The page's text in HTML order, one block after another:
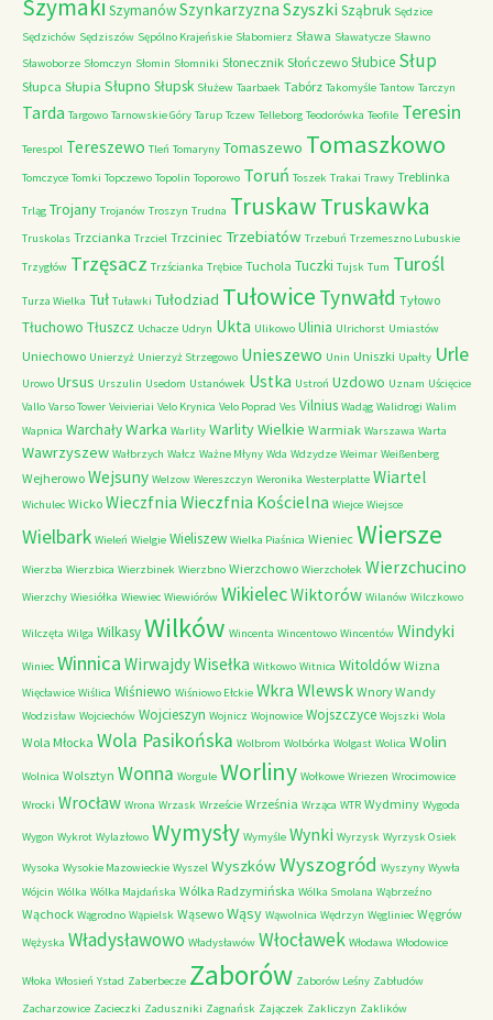
Szymaki SzymanówSzynkarzyzna Szyszki Sząbruk Sędzice
Sędzichów Sędziszów Sępólno Krajeńskie Słabomierz Sława Sławatycze Sławno
Sławoborze Słomczyn Słomin Słomniki Słonecznik Słończewo Słubice Słup
Słupca Słupia Słupno Słupsk Służew Taarbaek Tabórz Takomyśle Tantow Tarczyn
Tarda Targowo Tarnowskie Góry Tarup Tczew Telleborg Teodorówka Teofile Teresin
Terespol Tereszewo Tleń Tomaryny Tomaszewo Tomaszkowo
Tomczyce Tomki Topczewo Topolin Toporowo Toruń Toszek Trakai Trawy Treblinka
Trląg Trojany Trojanów Troszyn Trudna TruskawTruskawka
Truskolas Trzcianka Trzciel Trzciniec Trzebiatów Trzebuń Trzemeszno Lubuskie
Trzygłów Trzęsacz Trzścianka Trębice Tuchola Tuczki Tujsk Tum Turośl
Turza Wielka Tuł Tuławki Tułodziad Tułowice Tynwałd Tyłowo
Tłuchowo Tłuszcz Uchacze Udryn Ukta Ulikowo Ulinia Ulrichorst Umiastów
Uniechowo Unierzyż Unierzyż Strzegowo Unieszewo Unin Uniszki Upałty Urle
Urowo Ursus Urszulin Usedom Ustanówek Ustka Ustroń Uzdowo Uznam Uścięcice
Vallo Varso Tower Veivieriai Velo Krynica Velo Poprad Ves Vilnius Wadąg Walidrogi Walim
Wapnica WarchałyWarka Warlity Warlity Wielkie Warmiak Warszawa Warta
Wawrzyszew Wałbrzych Wałcz Ważne Młyny Wda Wdzydze Weimar Weißenberg
Wejherowo Wejsuny Welzow Wereszczyn Weronika Westerplatte Wiartel
Wichulec Wicko Wieczfnia Wieczfnia Kościelna Wiejce Wiejsce
Wielbark Wieleń Wielgie Wieliszew Wielka Piaśnica Wieniec Wiersze
Wierzba Wierzbica Wierzbinek Wierzbno Wierzchowo Wierzchołek Wierzchucino
Wierzchy Wiesiółka Wiewiec Wiewiórów WikielecWiktorów Wilanów Wilczkowo
Wilczęta Wilga WilkasyWilków Wincenta Wincentowo Wincentów Windyki
Winiec Winnica WirwajdyWisełka Witkowo Witnica Witoldów Wizna
Więcławice Wiślica Wiśniewo Wiśniowo Ełckie Wkra Wlewsk Wnory Wandy
Wodzisław Wojciechów Wojcieszyn Wojnicz Wojnowice Wojszczyce Wojszki Wola
Wola Młocka Wola Pasikońska Wolbrom Wolbórka Wolgast Wolica Wolin
Wolnica Wolsztyn Wonna Worgule Worliny Wołkowe Wriezen Wrocimowice
Wrocki Wrocław Wrona Wrzask Wrzeście Września Wrząca WTR Wydminy Wygoda
Wygon Wykrot Wylazłowo Wymysły Wymyśle Wynki Wyrzysk Wyrzysk Osiek
Wysoka Wysokie Mazowieckie Wyszel WyszkówWyszogród Wyszyny Wywła
Wójcin Wólka Wólka Majdańska Wólka Radzymińska Wólka Smolana Wąbrzeźno
Wąchock Wągrodno Wąpielsk Wąsewo Wąsy Wąwolnica Wędrzyn Węgliniec Węgrów
Wężyska Władysławowo Władysławów Włocławek Włodawa Włodowice
Włoka Włosień Ystad Zaberbecze Zaborów Zaborów Leśny Zabłudów
Zacharzowice Zacieczki Zaduszniki Zagnańsk Zajączek Zakliczyn Zaklików